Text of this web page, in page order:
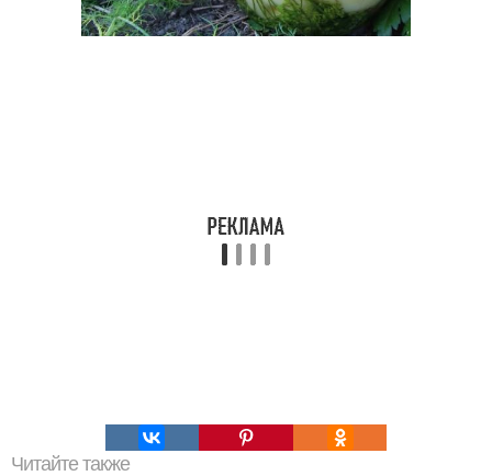
Читайте также